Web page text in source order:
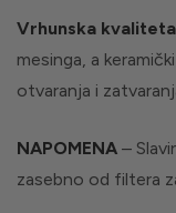
Vrhunska kvaliteta
mesinga, a
otvaranja i
NAPOMENA –
zasebno od filtera